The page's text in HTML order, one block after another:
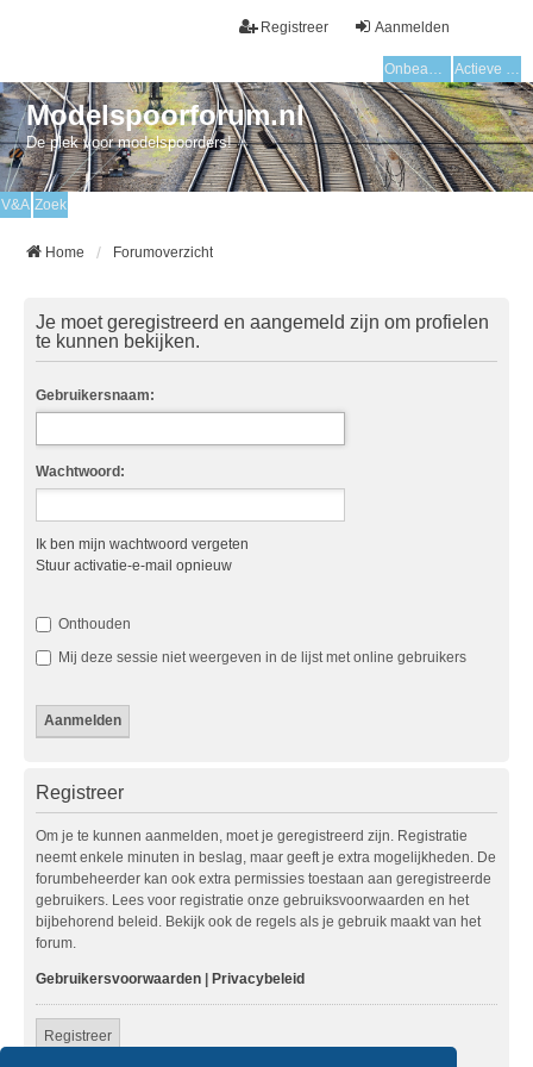
Aanmelden
Registreer
Onbeantwoorde onderwerpen Actieve onderwerpen
Modelspoorforum.nl
De plek voor modelspoorders!
V&A Zoek
Home Forumoverzicht
Je moet geregistreerd en aangemeld zijn om profielen
te kunnen bekijken.
Gebruikersnaam:
Wachtwoord:
Ik ben mijn wachtwoord vergeten
Stuur activatie-e-mail opnieuw
Onthouden
Mij deze sessie niet weergeven in de lijst met online gebruikers
Registreer
Om je te kunnen aanmelden, moet je geregistreerd zijn. Registratie
neemt enkele minuten in beslag, maar geeft je extra mogelijkheden. De
forumbeheerder kan ook extra permissies toestaan aan geregistreerde
gebruikers. Lees voor registratie onze gebruiksvoorwaarden en het
bijbehorend beleid. Bekijk ook de regels als je gebruik maakt van het
forum.
Gebruikersvoorwaarden | Privacybeleid
Registreer